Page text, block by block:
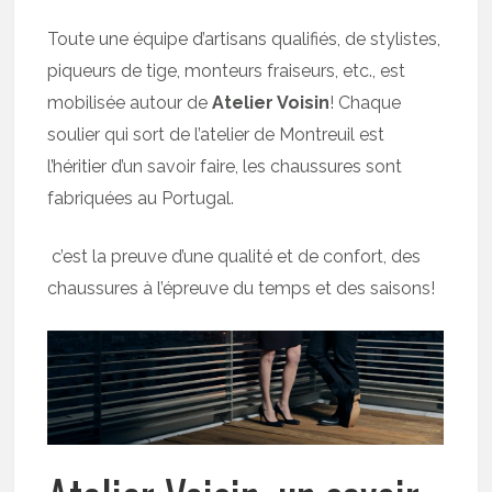
Toute une équipe d’artisans qualifiés, de stylistes,
piqueurs de tige, monteurs fraiseurs, etc., est
mobilisée autour deAtelier Voisin! Chaque
soulier qui sort de l’atelier de Montreuil est
l’héritier d’un savoir faire, les chaussures sont
fabriquées au Portugal.
c’est la preuve d’une qualité et de confort, des
chaussures à l’épreuve du temps et des saisons!